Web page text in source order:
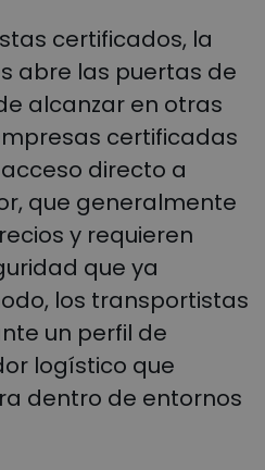
certificados, la
abre las puertas de
alcanzar en otras
certificadas
directo a
que generalmente
y requieren
que ya
los transportistas
un perfil de
logístico que
dentro de entornos